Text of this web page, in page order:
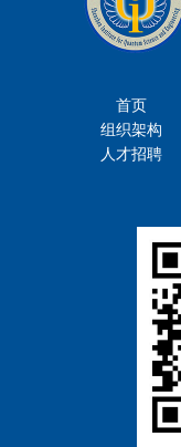
首页
组织架构
人才招聘